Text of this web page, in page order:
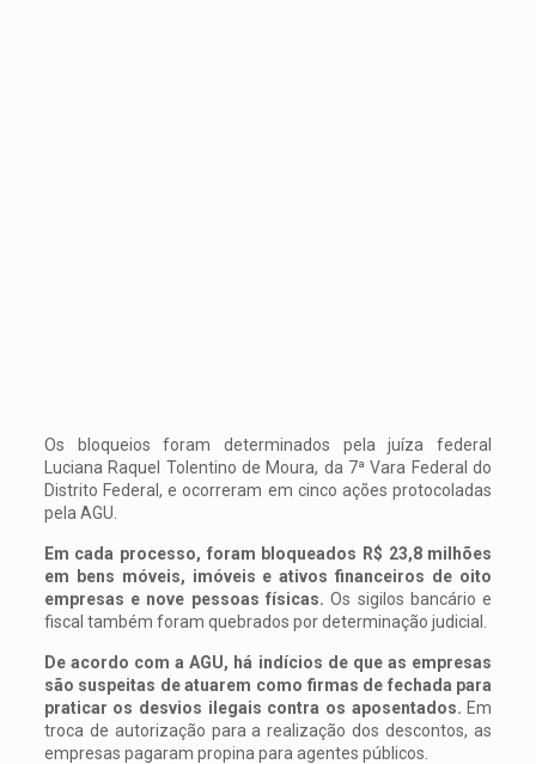
Os bloqueios foram determinados pela juíza federal
Luciana Raquel Tolentino de Moura, da 7ª Vara Federal do
Distrito Federal, e ocorreram em cinco ações protocoladas
pela AGU.
Em cada processo, foram bloqueados R$ 23,8 milhões
em bens móveis, imóveis e ativos financeiros de oito
empresas e nove pessoas físicas. Os sigilos bancário e
fiscal também foram quebrados por determinação judicial.
De acordo com a AGU, há indícios de que as empresas
são suspeitas de atuarem como firmas de fechada para
praticar os desvios ilegais contra os aposentados. Em
troca de autorização para a realização dos descontos, as
empresas pagaram propina para agentes públicos.